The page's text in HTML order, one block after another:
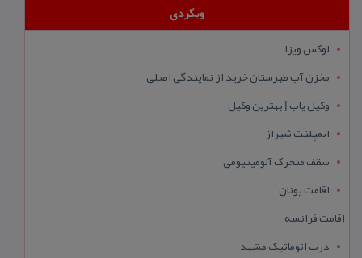
وبگردی
لوکس ویزا
مخزن آب طبرستان خرید از نمایندگی اصلی
وکیل یاب | بهترین وکیل
ایمپلنت شیراز
سقف متحرک آلومینیومی
اقامت یونان
اقامت فرانسه
درب اتوماتیک مشهد